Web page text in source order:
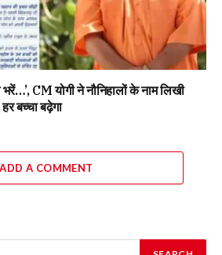
CM योगी ने नौनिहालों के नाम लिखी
बच्चा बढ़ेगा
ADD A COMMENT